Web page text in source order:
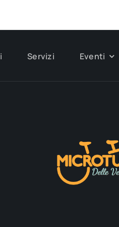
Servizi Eventi